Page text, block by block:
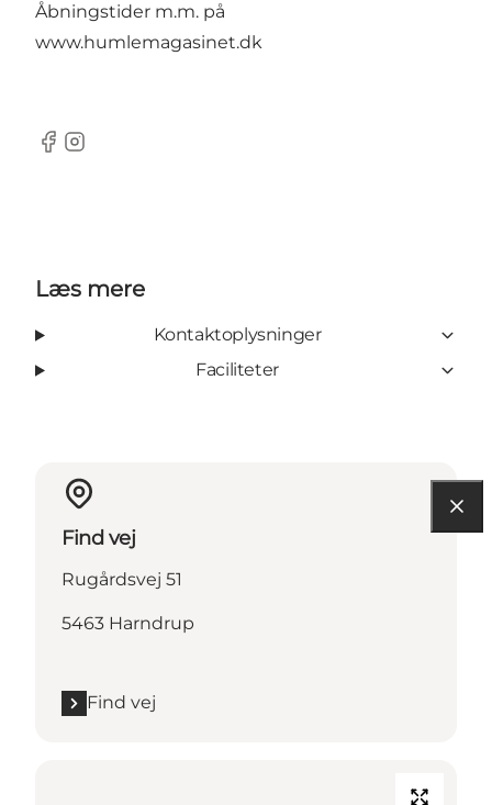
Åbningstider m.m. på
www.humlemagasinet.dk
Facebook
Instagram
Læs mere
Kontaktoplysninger
Faciliteter
Find vej
Rugårdsvej 51
5463 Harndrup
Find vej